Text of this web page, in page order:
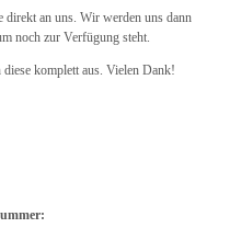
direkt an uns. Wir werden uns dann
noch zur Verfügung steht.
komplett aus. Vielen Dank!